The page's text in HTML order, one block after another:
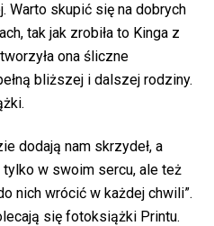
Warto skupić się na dobrych
tak jak zrobiła to Kinga z
ona śliczne
bliższej i dalszej rodziny.
dodają nam skrzydeł, a
w swoim sercu, ale też
nich wrócić w każdej chwili”.
się fotoksiążki Printu.